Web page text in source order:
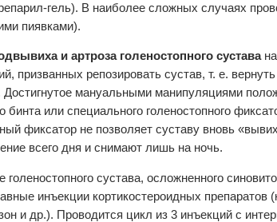
гель). В наиболее сложных случаях
пиявками).
и артроза голеностопного сустава
призванных репозировать сустав, т. е.
Достигнутое мануальными манипуляциями
бинта или специального голеностопного
фиксатор не позволяет суставу вновь
всего дня и снимают лишь на ночь.
голеностопного сустава, осложненного
инъекции кортикостероидных препаратов
и др.). Проводится цикл из 3 инъекций с